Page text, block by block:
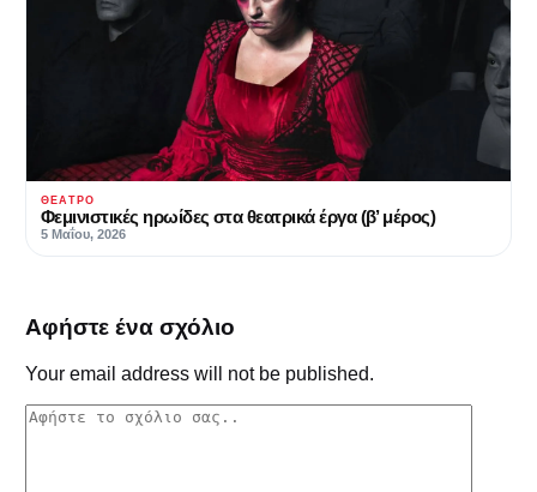
ΘΈΑΤΡΟ
Φεμινιστικές ηρωίδες στα θεατρικά έργα (β’ μέρος)
5 Μαΐου, 2026
Αφήστε ένα σχόλιο
Your email address will not be published.